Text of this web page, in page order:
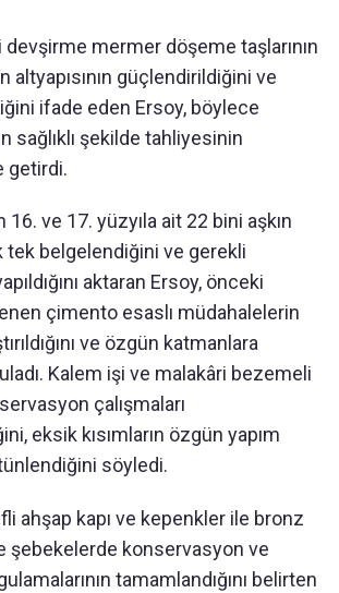
devşirme mermer döşeme taşlarının
altyapısının güçlendirildiğini ve
ifade eden Ersoy, böylece
sağlıklı şekilde tahliyesinin
getirdi.
ve 17. yüzyıla ait 22 bini aşkın
tek belgelendiğini ve gerekli
aktaran Ersoy, önceki
çimento esaslı müdahalelerin
ve özgün katmanlara
Kalem işi ve malakâri bezemeli
çalışmaları
eksik kısımların özgün yapım
söyledi.
ahşap kapı ve kepenkler ile bronz
şebekelerde konservasyon ve
tamamlandığını belirten